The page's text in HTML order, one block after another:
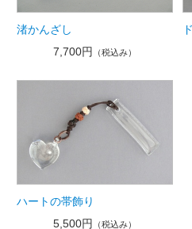
渚かんざし
7,700円
（税込み）
ハートの帯飾り
5,500円 （税込み）